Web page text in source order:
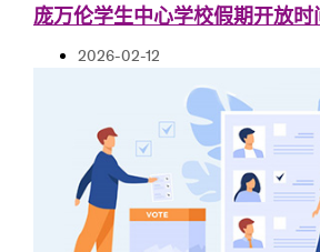
庞万伦学生中心学校假期开放时
2026-02-12